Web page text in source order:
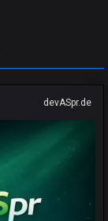
devASpr.de